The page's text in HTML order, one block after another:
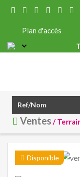
Plan d'accès
Ventes/
Disponible